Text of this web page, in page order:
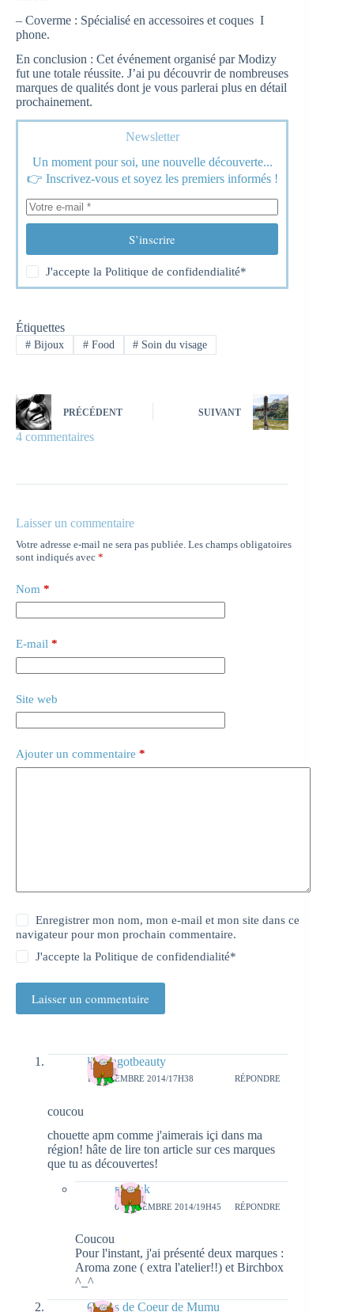
– Coverme : Spécialisé en accessoires et coques I
phone.
En conclusion : Cet événement organisé par Modizy
fut une totale réussite. J’ai pu découvrir de nombreuses
marques de qualités dont je vous parlerai plus en détail
prochainement.
Newsletter
Un moment pour soi, une nouvelle découverte...
👉 Inscrivez-vous et soyez les premiers informés !
S’inscrire
J'accepte laPolitique de confidendialité*
Étiquettes
#Bijoux #Food # Soin du visage
PRÉCÉDENT SUIVANT
4 commentaires
Laisser un commentaire
Votre adresse e-mail ne sera pas publiée. Les champs obligatoires
sont indiqués avec *
Nom *
E-mail *
Site web
Ajouter un commentaire *
Enregistrer mon nom, mon e-mail et mon site dans ce
navigateur pour mon prochain commentaire.
J'accepte laPolitique de confidendialité*
Laisser un commentaire
linneagotbeauty
1 SEPTEMBRE 2014/17H38 RÉPONDRE
coucou
chouette apm comme j'aimerais içi dans ma
région! hâte de lire ton article sur ces marques
que tu as découvertes!
natieak
6 SEPTEMBRE 2014/19H45 RÉPONDRE
Coucou
Pour l'instant, j'ai présenté deux marques :
Aroma zone ( extra l'atelier!!) et Birchbox
^_^
Coups de Coeur de Mumu